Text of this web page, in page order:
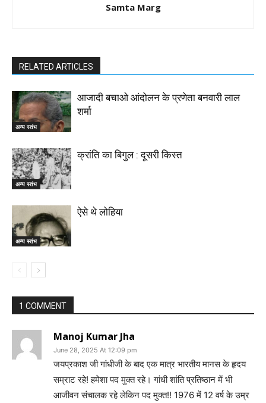
Samta Marg
RELATED ARTICLES
अन्य स्तंभ
आजादी बचाओ आंदोलन के प्रणेता बनवारी लाल
शर्मा
अन्य स्तंभ
क्रांति का बिगुल : दूसरी किस्त
अन्य स्तंभ
ऐसे थे लोहिया
1 COMMENT
Manoj Kumar Jha
June 28, 2025 At 12:09 pm
जयप्रकाश जी गांधीजी के बाद एक मात्र भारतीय मानस के हृदय
सम्राट रहे! हमेशा पद मुक्त रहे। गांधी शांति प्रतिष्ठान में भी
आजीवन संचालक रहे लेकिन पद मुक्त!! 1976 में 12 वर्ष के उम्र